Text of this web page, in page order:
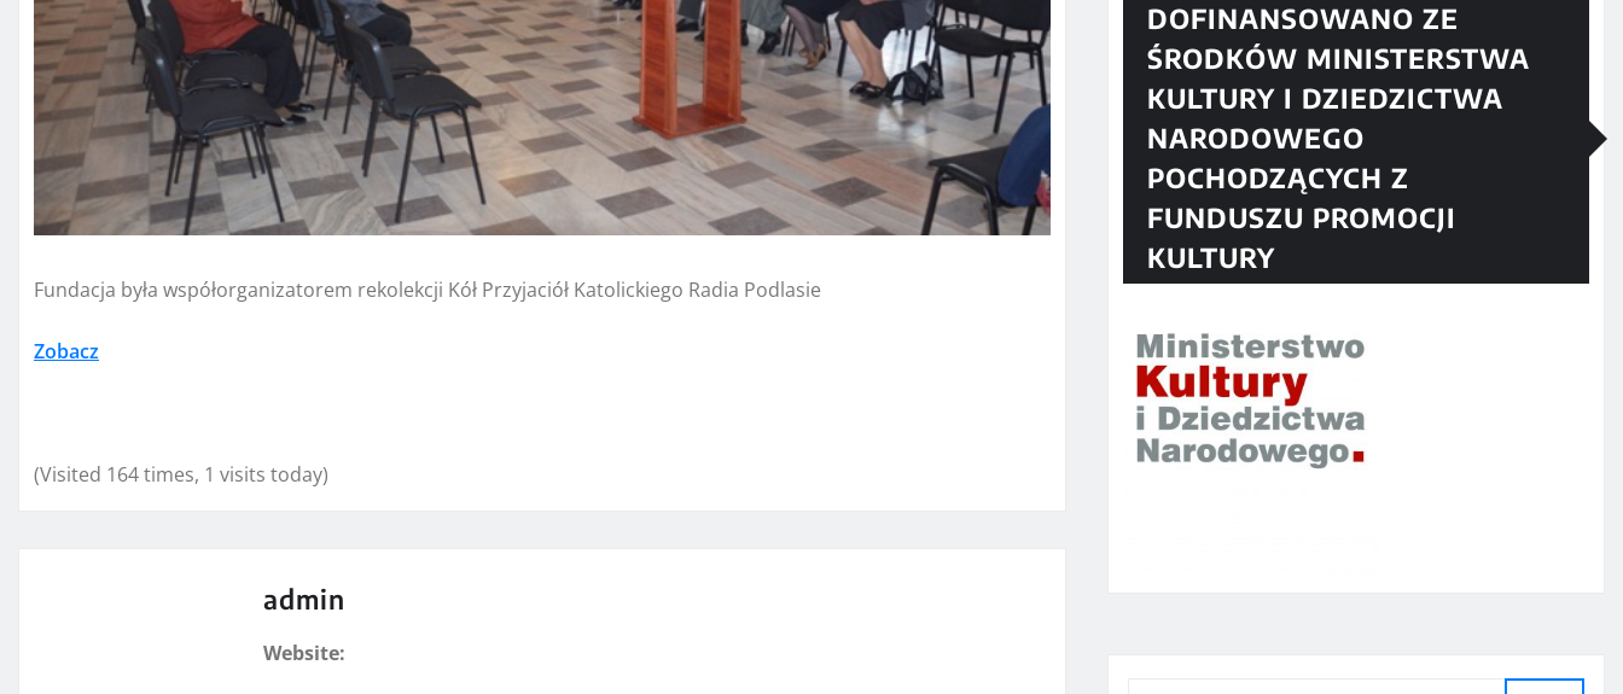
Fundacja była współorganizatorem rekolekcji Kół Przyjaciół Katolickiego Radia Podlasie
Zobacz
(Visited 164 times, 1 visits today)
admin
Website:
DOFINANSOWANO ZE
ŚRODKÓW MINISTERSTWA
KULTURY I DZIEDZICTWA
NARODOWEGO
POCHODZĄCYCH Z
FUNDUSZU PROMOCJI
KULTURY